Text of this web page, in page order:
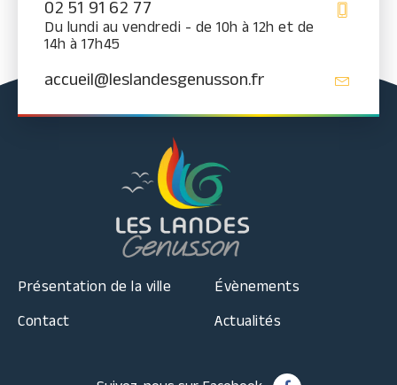
02 51 91 62 77
Du lundi au vendredi - de 10h à 12h et de
14h à 17h45
accueil@leslandesgenusson.fr
Présentation de la ville
Contact
Évènements
Actualités